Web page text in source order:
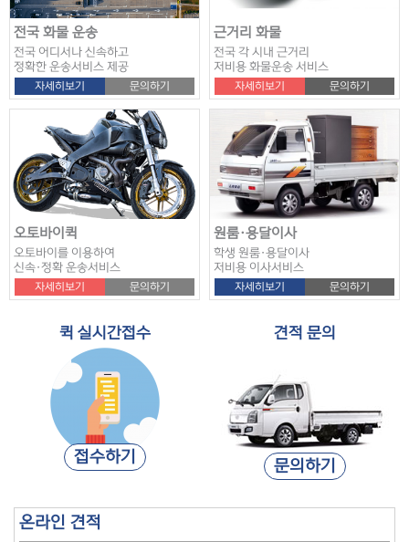
전국 화물 운송
전국 어디서나 신속하고
정확한 운송서비스 제공
자세히보기 문의하기
근거리 화물
전국 각 시내 근거리
저비용 화물운송 서비스
자세히보기 문의하기
오토바이퀵
오토바이를 이용하여
신속·정확 운송서비스
자세히보기 문의하기
원룸·용달이사
학생 원룸·용달이사
저비용 이사서비스
자세히보기 문의하기
퀵 실시간접수
접수하기
견적 문의
문의하기
온라인 견적
견적문의 오토바이
견적문의 오** 오토바이
견적문의 오토바이 답변완료
견적문의 정* 오토바이
견적문의
견적문의 김** 다마스
견적문의 김** 다마스 답변완료
견적문의 김** 오토바이 답변완료
오토바이 답변완료
견적문의 이** 오토바이 답변완료
견적문의 오**
배차현황 제** 라보 배차완료
배차현황 에**** 1톤 배차완료
라보 배차완료
배차현황 효***** 2.5톤 배차완료